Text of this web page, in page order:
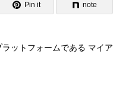
Pin it note
ットフォームである マイア